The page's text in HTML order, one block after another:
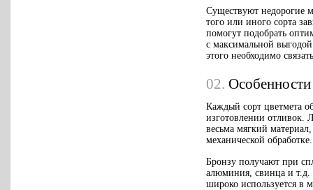
Существуют недорогие
того или иного сорта
помогут подобрать
с максимальной
этого необходимо
02.
Каждый сорт цветмета
изготовлении отливок.
весьма мягкий
механической обработке.
Бронзу получают при
алюминия, свинца и т.д.
широко используется в